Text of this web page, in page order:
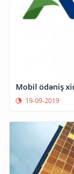
Mobil ödəniş
19-09-2019